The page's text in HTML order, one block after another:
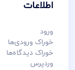
اطلاعات
ورود
خوراک ورودی‌ها
خوراک دیدگاه‌ها
وردپرس